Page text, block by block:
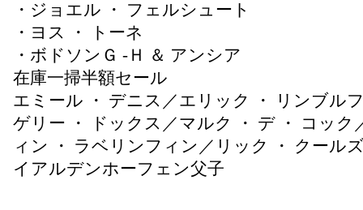
・ジョエル ・ フェルシュート
・ヨス ・ トーネ
・ボドソンＧ -Ｈ ＆ アンシア
在庫一掃半額セール
エミール ・ デニス／エリック ・ リンブル
ゲリー ・ ドックス／マルク ・ デ ・ コック
ィン ・ ラベリンフィン／リック ・ クール
イアルデンホーフェン父子